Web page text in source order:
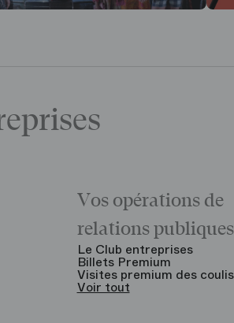
Vos opérations de
relations publiques
Le Club entreprises
Billets Premium
Visites premium des
Voir tout